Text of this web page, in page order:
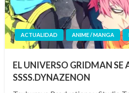
ACTUALIDAD ANIME / MANGA
EL UNIVERSO GRIDMAN SE
SSSS.DYNAZENON